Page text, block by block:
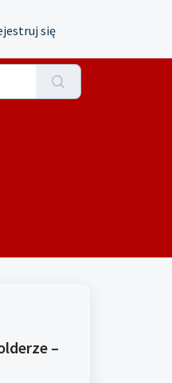
się
–